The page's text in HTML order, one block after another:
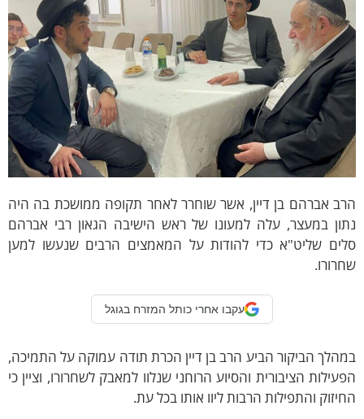
אברהם בן דיין, אשר שוחרר לאחר תקופה ממושכת בה היה
במעצר, עלה למעונו של ראש הישיבה הגאון רבי אברהם
שליט"א כדי להודות על המאמצים הרבים שנעשו למען
עקבו אחרי כותל המזרח בגוגל
הביקור הביע הרב בן דיין הכרת תודה עמוקה על התמיכה,
הציבורית והסיוע הרוחני שנלוו למאבק לשחרורו, וציין כי
והתפילות הרבות ליוו אותו בכל עת.